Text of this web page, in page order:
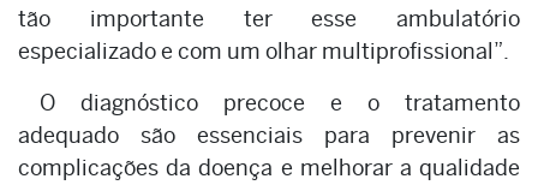
tão importante ter esse ambulatório
especializado e com um olhar multiprofissional”.
O diagnóstico precoce e o tratamento
adequado são essenciais para prevenir as
complicações da doença e melhorar a qualidade